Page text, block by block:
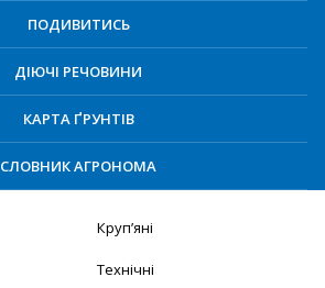
ПОДИВИТИСЬ
ДІЮЧІ РЕЧОВИНИ
КАРТА ҐРУНТІВ
СЛОВНИК АГРОНОМА
Круп’яні
Технічні